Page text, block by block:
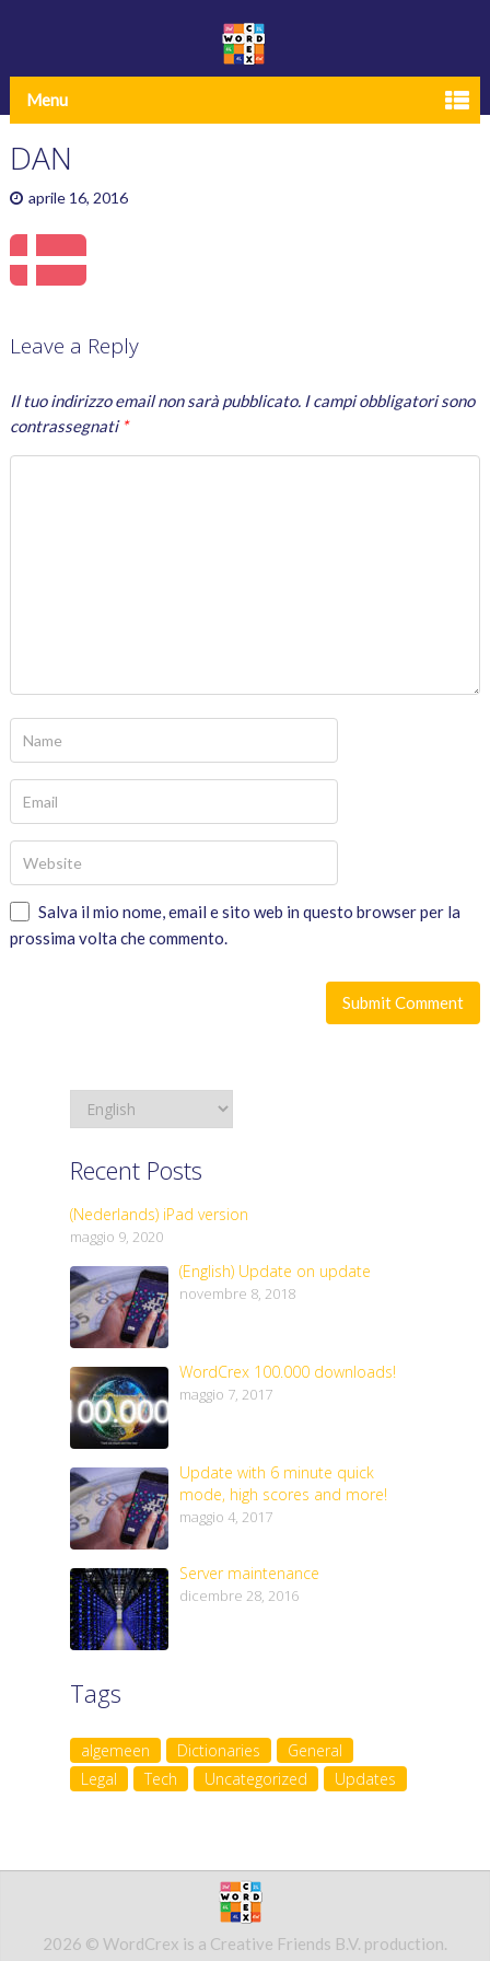
Menu
DAN
aprile 16, 2016
Leave a Reply
Il tuo indirizzo email non sarà pubblicato. I campi obbligatori sono
contrassegnati*
Salva il mio nome, email e sito web in questo browser per la
prossima volta che commento.
Recent Posts
(Nederlands) iPad version
maggio 9, 2020
(English) Update on update
novembre 8, 2018
WordCrex 100.000 downloads!
maggio 7, 2017
Update with 6 minute quick
mode, high scores and more!
maggio 4, 2017
Server maintenance
dicembre 28, 2016
Tags
algemeen Dictionaries
General
Legal
Tech Uncategorized Updates
2026 © WordCrex is a Creative Friends B.V. production.